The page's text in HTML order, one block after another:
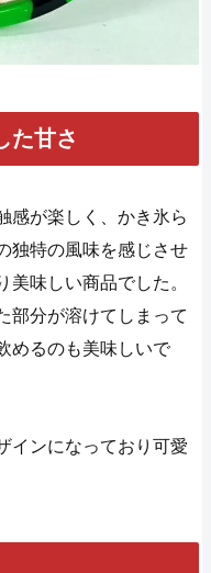
た甘さ
感が楽しく、かき氷ら
独特の風味を感じさせ
味しい商品でした。
部分が溶けてしまって
めるのも美味しいで
インになっており可愛